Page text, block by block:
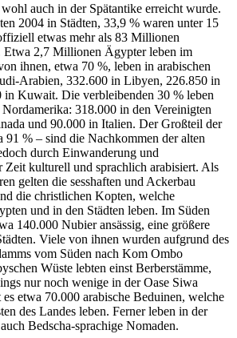
auch in der Spätantike erreicht wurde.
2004 in Städten, 33,9 % waren unter 15
etwas mehr als 83 Millionen
Etwa 2,7 Millionen Ägypter leben im
ihnen, etwa 70 %, leben in arabischen
Arabien, 332.600 in Libyen, 226.850 in
in Kuwait. Die verbleibenden 30 % leben
318.000 in den Vereinigten
und 90.000 in Italien. Der Großteil der
% – sind die Nachkommen der alten
durch Einwanderung und
Zeit kulturell und sprachlich arabisiert. Als
gelten die sesshaften und Ackerbau
die christlichen Kopten, welche
und in den Städten leben. Im Süden
140.000 Nubier ansässig, eine größere
Viele von ihnen wurden aufgrund des
vom Süden nach Kom Ombo
Wüste lebten einst Berberstämme,
nur noch wenige in der Oase Siwa
etwa 70.000 arabische Beduinen, welche
des Landes leben. Ferner leben in der
Bedscha-sprachige Nomaden.